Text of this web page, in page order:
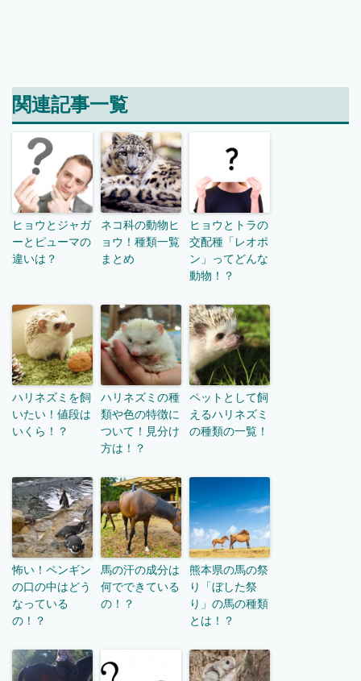
関連記事一覧
ヒョウとジャガ
ーとピューマの
違いは？
ネコ科の動物ヒ
ョウ！種類一覧
まとめ
ヒョウとトラの
交配種「レオポ
ン」ってどんな
動物！？
ハリネズミを飼
いたい！値段は
いくら！？
ハリネズミの種
類や色の特徴に
ついて！見分け
方は！？
ペットとして飼
えるハリネズミ
の種類の一覧！
怖い！ペンギン
の口の中はどう
なっている
の！？
馬の汗の成分は
何でできている
の！？
熊本県の馬の祭
り「ぼした祭
り」の馬の種類
とは！？